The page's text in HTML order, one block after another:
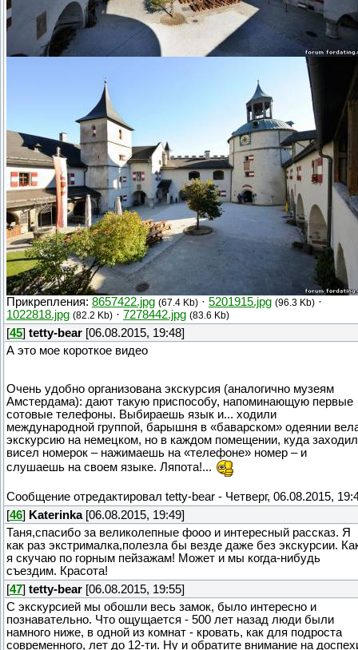
Прикрепления: 8657422.jpg (67.4 Kb) · 5201915.jpg (96.3 Kb) ·
1022818.jpg (82.2 Kb) · 7278442.jpg (83.6 Kb)
[45] tetty-bear [06.08.2015, 19:48]
А это мое короткое видео
Очень удобно организована экскурсия (аналогично музеям
Амстердама): дают такую приспособу, напоминающую первые
сотовые телефоны. Выбираешь язык и... ходили
международной группой, барышня в «баварском» одеянии
экскурсию на немецком, но в каждом помещении, куда
висел номерок – нажимаешь на «телефоне» номер – и
слушаешь на своем языке. Ляпота!...
Сообщение отредактировал tetty-bear - Четверг, 06.08.2015,
[46] Katerinka[06.08.2015, 19:49]
Таня,спасибо за великолепные фооо и интересный рассказ. Я
как раз экстрималка,полезла бы везде даже без экскурсии.
я скучаю по горным пейзажам! Может и мы когда-нибудь
съездим. Красота!
[47] tetty-bear [06.08.2015, 19:55]
С экскурсией мы обошли весь замок, было интересно и
познавательно. Что ощущается - 500 лет назад люди были
намного ниже, в одной из комнат - кровать, как для подроста
современного, лет до 12-ти. Ну и обратите внимание на